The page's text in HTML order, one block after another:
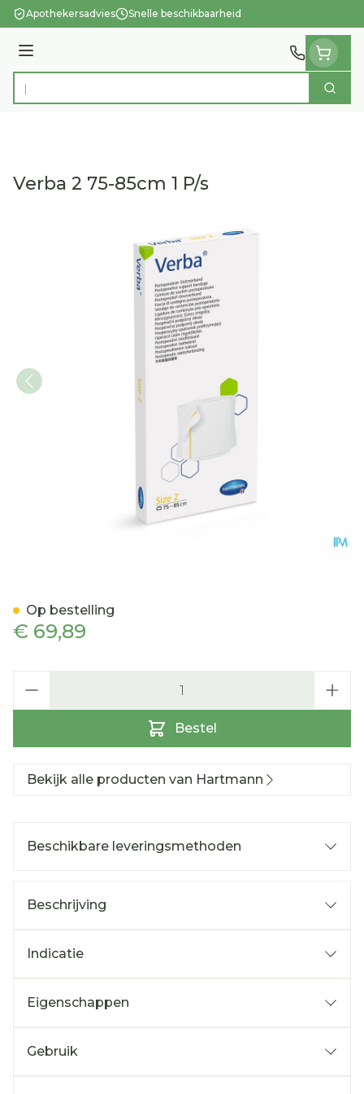
Ga naar de inhoud
Apothekersadvies Snelle beschikbaarheid
Menu
Product, merk, categorie... Zoek
Verba 2 75-85cm 1 P/s
€ 69,89
Bestel
Op bestelling
Bekijk alle producten van Hartmann
Beschikbare leveringsmethoden
Beschrijving
Indicatie
Eigenschappen
Gebruik